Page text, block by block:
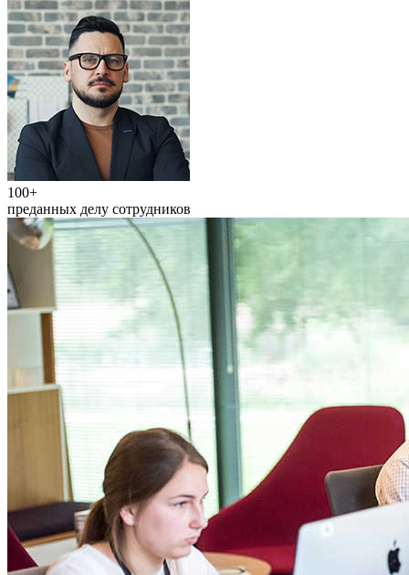
100+
преданных делу сотрудников